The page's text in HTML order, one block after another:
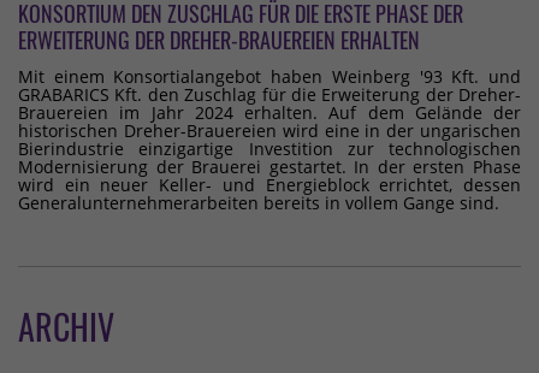
KONSORTIUM DEN ZUSCHLAG FÜR DIE ERSTE PHASE DER
ERWEITERUNG DER DREHER-BRAUEREIEN ERHALTEN
Mit einem Konsortialangebot haben Weinberg '93 Kft. und
GRABARICS Kft. den Zuschlag für die Erweiterung der Dreher-
Brauereien im Jahr 2024 erhalten. Auf dem Gelände der
historischen Dreher-Brauereien wird eine in der ungarischen
Bierindustrie einzigartige Investition zur technologischen
Modernisierung der Brauerei gestartet. In der ersten Phase
wird ein neuer Keller- und Energieblock errichtet, dessen
Generalunternehmerarbeiten bereits in vollem Gange sind.
ARCHIV